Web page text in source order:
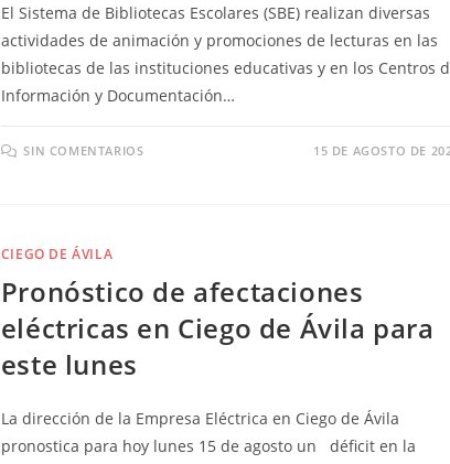
El Sistema de Bibliotecas Escolares (SBE) realizan diversas
actividades de animación y promociones de lecturas en las
bibliotecas de las instituciones educativas y en los Centros
Información y Documentación…
SIN COMENTARIOS 15 DE AGOSTO DE
CIEGO DE ÁVILA
Pronóstico de afectaciones
eléctricas en Ciego de Ávila para
este lunes
La dirección de la Empresa Eléctrica en Ciego de Ávila
pronostica para hoy lunes 15 de agosto un déficit en la